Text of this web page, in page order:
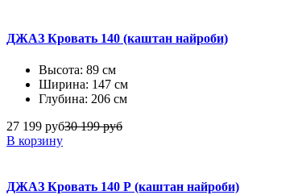
ДЖАЗ Кровать 140 (каштан найроби)
Высота: 89 см
Ширина: 147 см
Глубина: 206 см
27 199 руб30 199 руб
В корзину
ДЖАЗ Кровать 140 Р (каштан найроби)